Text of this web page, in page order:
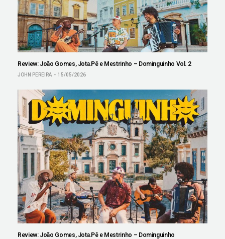
Review: João Gomes, Jota.Pê e Mestrinho – Dominguinho Vol. 2
JOHN PEREIRA 15/05/2026
Review: João Gomes, Jota.Pê e Mestrinho – Dominguinho